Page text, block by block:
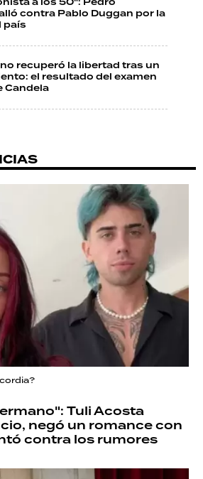
a los 50": Pedro
contra Pablo Duggan por la
país
recuperó la libertad tras un
el resultado del examen
Candela
Tuli Acosta
negó un romance con
contra los rumores